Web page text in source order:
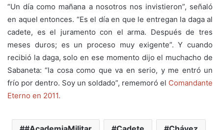
“Un día como mañana a nosotros nos invistieron”, señaló
en aquel entonces. “Es el día en que le entregan la daga al
cadete, es el juramento con el arma. Después de tres
meses duros; es un proceso muy exigente”. Y cuando
recibió la daga, solo en ese momento dijo el muchacho de
Sabaneta: “la cosa como que va en serio, y me entró un
frío por dentro. Soy un soldado”, rememoró el Comandante
Eterno en 2011.